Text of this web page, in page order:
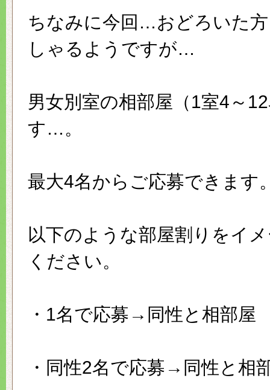
ちなみに今回…おどろいた
しゃるようですが…
男女別室の相部屋（1室4～
す…。
最大4名からご応募できます
以下のような部屋割りをイ
ください。
・1名で応募→同性と相部屋
・同性2名で応募→同性と相